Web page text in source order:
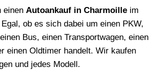
einen Autoankauf in Charmoille im
ob es sich dabei um einen PKW,
Bus, einen Transportwagen, einen
einen Oldtimer handelt. Wir kaufen
und jedes Modell.